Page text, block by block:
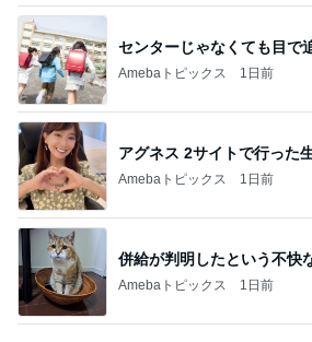
センターじゃなくても目で
Amebaトピックス 1日前
アグネス 2サイトで行った
Amebaトピックス 1日前
併給が判明したという不快
Amebaトピックス 1日前